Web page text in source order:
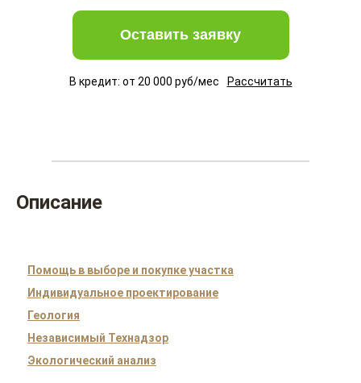
Оставить заявку
В кредит: от 20 000 руб/мес Рассчитать
Описание
Помощь в выборе и покупке участка
Индивидуальное проектирование
Геология
Независимый Технадзор
Экологический анализ